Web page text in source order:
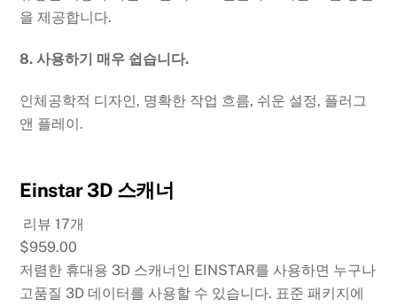
을 제공합니다.
8. 사용하기 매우 쉽습니다.
인체공학적 디자인, 명확한 작업 흐름, 쉬운 설정, 플러그
앤 플레이.
Einstar 3D 스캐너
리뷰 17개
$959.00
저렴한 휴대용 3D 스캐너인 EINSTAR를 사용하면 누구나
고품질 3D 데이터를 사용할 수 있습니다. 표준 패키지에